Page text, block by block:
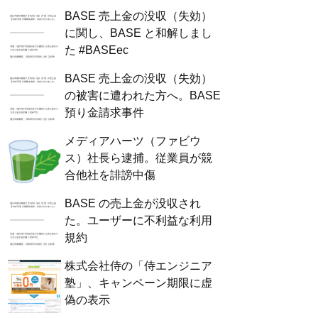
BASE 売上金の没収（失効）
に関し、BASE と和解しまし
た #BASEec
BASE 売上金の没収（失効）
の被害に遭われた方へ。BASE
預り金請求事件
メディアハーツ（ファビウ
ス）社長ら逮捕。従業員が競
合他社を誹謗中傷
BASE の売上金が没収され
た。ユーザーに不利益な利用
規約
株式会社侍の「侍エンジニア
塾」、キャンペーン期限に虚
偽の表示